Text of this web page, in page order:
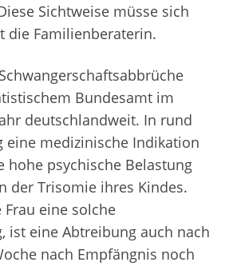
Sichtweise müsse sich
die Familienberaterin.
Bundesamt im
deutschlandweit. In rund
eine medizinische Indikation
hohe psychische Belastung
der Trisomie ihres Kindes.
eine solche
ist eine Abtreibung auch nach
nach Empfängnis noch